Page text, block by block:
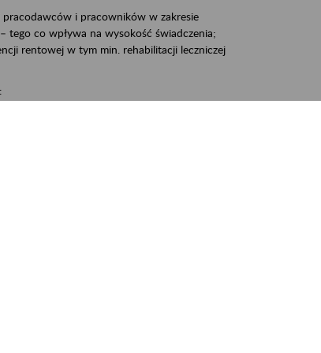
i pracowników w zakresie
tego co wpływa na wysokość świadczenia;
rentowej w tym min. rehabilitacji leczniczej